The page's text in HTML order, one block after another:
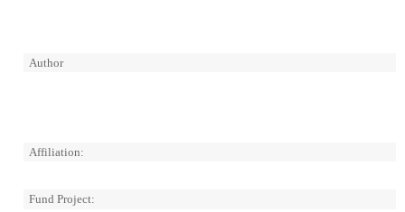
Author
Affiliation:
Fund Project: